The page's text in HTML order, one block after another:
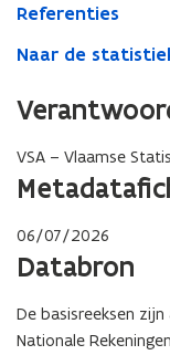
Referenties
Naar de
VSA – Vlaamse
06/07/2026
Databron
De basisreeksen
Nationale